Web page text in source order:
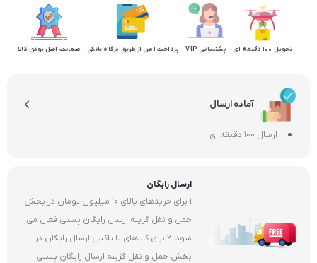
تحویل 100 دقیقه ای پشتیبانی VIP پرداخت امن از طریق درگاه بانکی ضمانت اصل بودن کالا
آماده ارسال
ارسال 100 دقیقه ای
ارسال رایگان
1-برای خریدهای بالای 10 میلیون تومان در بخش
حمل و نقل گزینه ارسال رایگان پستی فعال می
شود. 2-برای کالاهای با باکس ارسال رایگان در
بخش حمل و نقل گزینه ارسال رایگان پستی